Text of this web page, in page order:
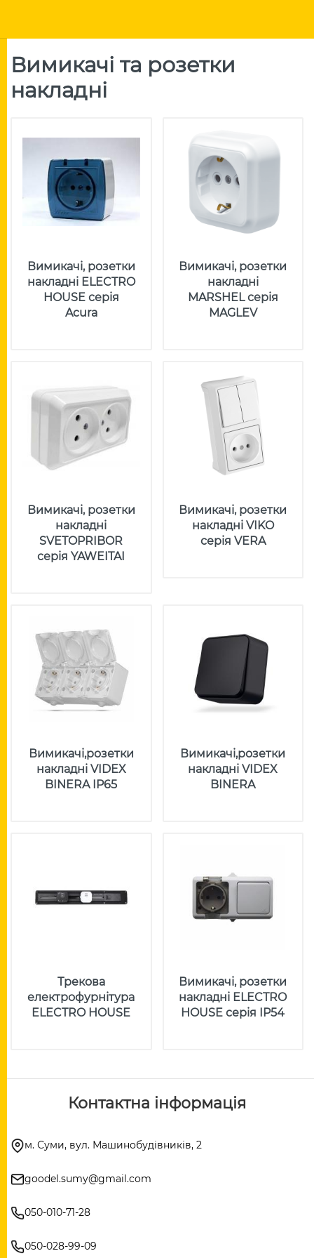
Вимикачі та розетки
накладні
Вимикачі, розетки
накладні ELECTRO
HOUSE серія
Acura
Вимикачі, розетки
накладні
MARSHEL серія
MAGLEV
Вимикачі, розетки
накладні
SVETOPRIBOR
серія YAWEITAI
Вимикачі, розетки
накладні VIKO
серія VERA
Вимикачі,розетки
накладні VIDEX
BINERA IP65
Вимикачі,розетки
накладні VIDEX
BINERA
Трекова
електрофурнітура
ELECTRO HOUSE
Вимикачі, розетки
накладні ELECTRO
HOUSE серія IP54
Контактна інформація
м. Суми, вул. Машинобудівників, 2
goodel.sumy@gmail.com
050-010-71-28
050-028-99-09